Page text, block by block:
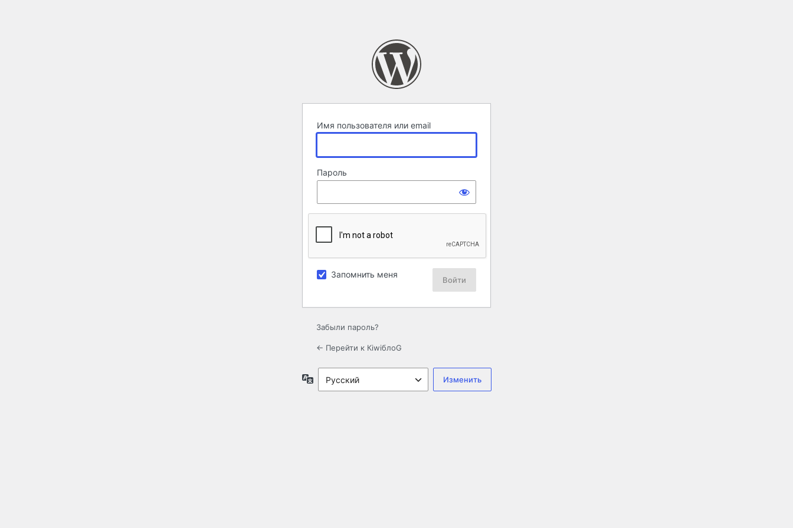
Имя пользователя или email
Пароль
Запомнить меня
Забыли пароль?
← Перейти к КiwiблоG
Язык